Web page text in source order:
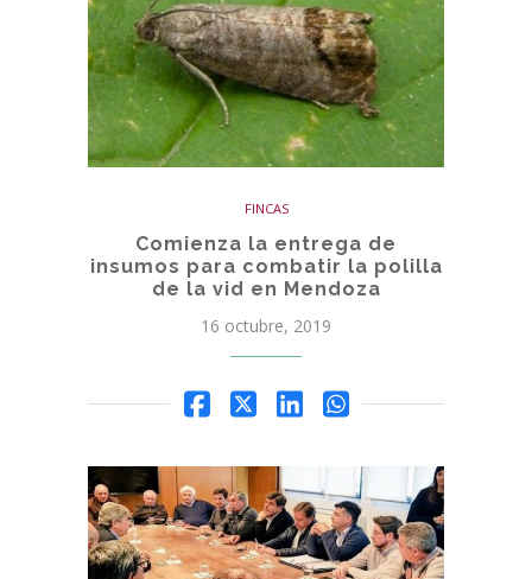
FINCAS
Comienza la entrega de
insumos para combatir la polilla
de la vid en Mendoza
16 octubre, 2019